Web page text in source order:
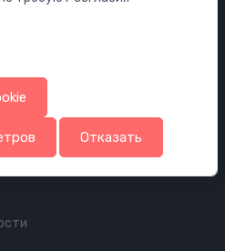
и доставке
Отказать